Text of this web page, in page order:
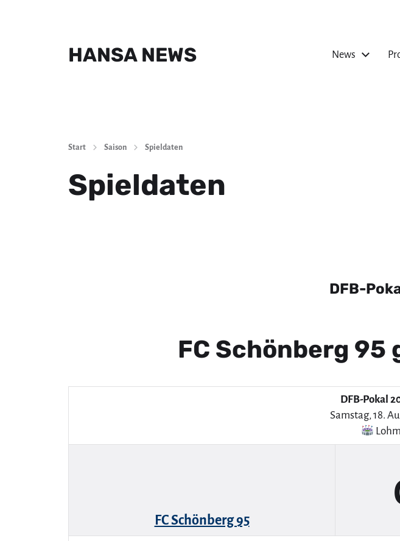
HANSA NEWS News
Start Saison Spieldaten
Spieldaten
DFB-
FC Schönberg 95
DFB-Pokal
Samstag, 18.
FC Schönberg 95